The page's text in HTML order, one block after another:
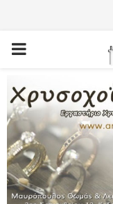
PRIMARY
MENU